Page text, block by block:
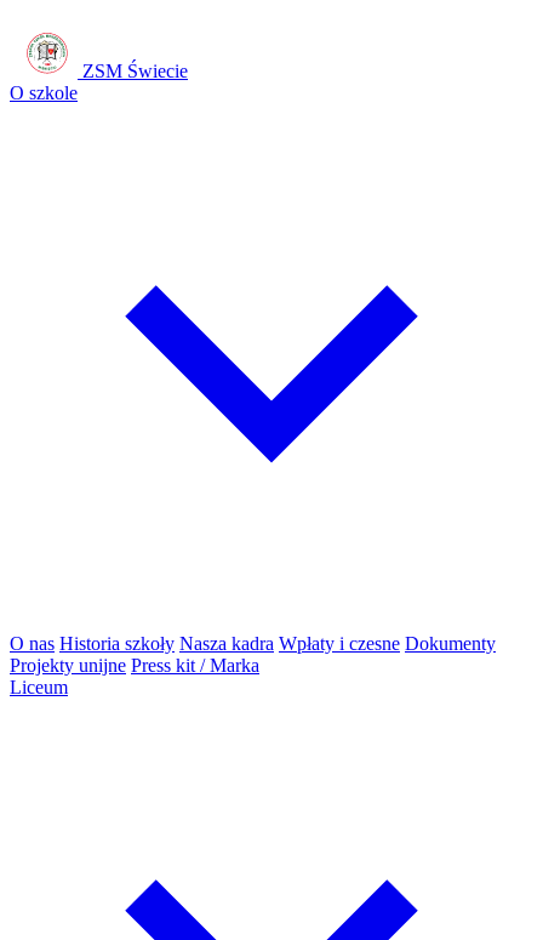
ZSM Świecie
O szkole
O nas Historia szkoły Nasza kadra Wpłaty i czesne Dokumenty
Projekty unijne Press kit / Marka
Liceum